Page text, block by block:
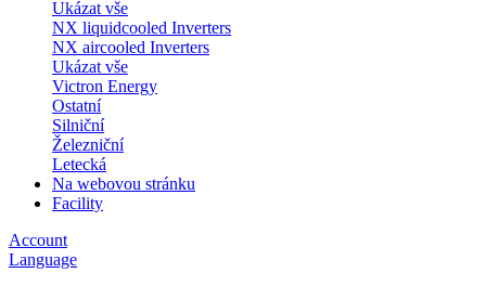
Ukázat vše
NX liquidcooled Inverters
NX aircooled Inverters
Ukázat vše
Victron Energy
Ostatní
Silniční
Železniční
Letecká
Na webovou stránku
Facility
Account
Language